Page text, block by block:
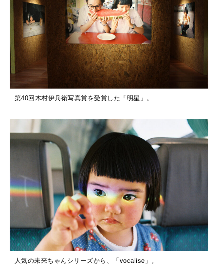
第40回木村伊兵衛写真賞を受賞した「明星」。
人気の未来ちゃんシリーズから、「vocalise」。